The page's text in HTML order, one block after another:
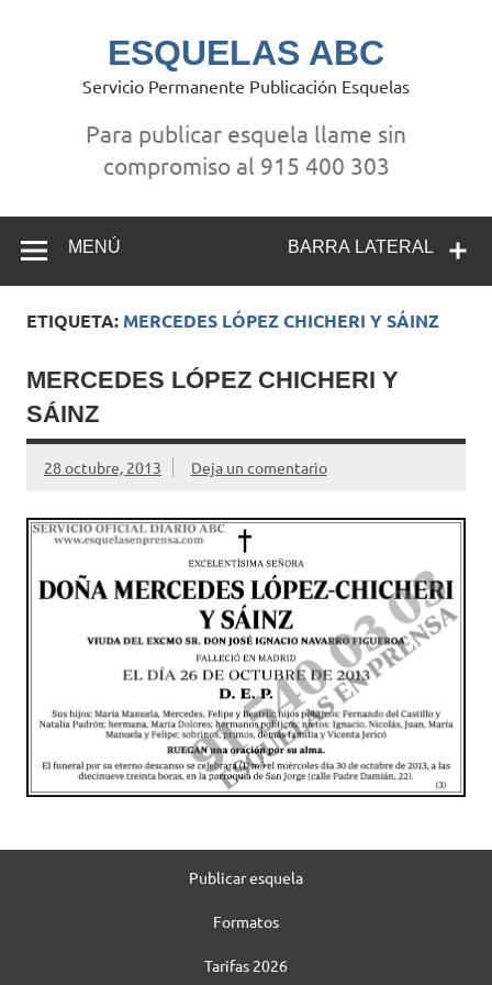
ESQUELAS ABC
Servicio Permanente Publicación Esquelas
Para publicar esquela llame sin
compromiso al 915 400 303
BARRA LATERAL
MENÚ
ETIQUETA: MERCEDES LÓPEZ CHICHERI Y SÁINZ
MERCEDES LÓPEZ CHICHERI Y
SÁINZ
28 octubre, 2013 Deja un comentario
Publicar esquela
Formatos
Tarifas 2026